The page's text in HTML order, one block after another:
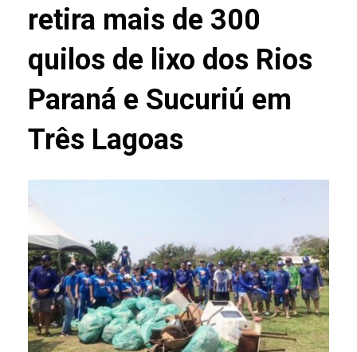
retira mais de 300
quilos de lixo dos Rios
Paraná e Sucuriú em
Três Lagoas